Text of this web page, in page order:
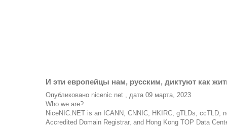
И эти европейцы нам, русским, диктуют как
Опубликовано nicenic net , дата 09 марта, 2023
Who we are?
NiceNIC.NET is an ICANN, CNNIC, HKIRC, gTLDs, ccTLD,
Accredited Domain Registrar, and Hong Kong TOP Data